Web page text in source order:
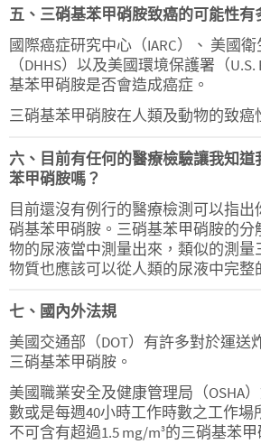
五、三硝基苯甲硝胺致癌的可能性有
國際癌症研究中心（IARC）、 美國
（DHHS）以及美國環境保護署（
基苯甲硝胺是否會造成癌症。
三硝基苯甲硝胺在人類及動物的致癌
六、目前有任何的醫療檢驗讓我知
苯甲硝胺嗎？
目前還沒有例行的醫療檢測可以指
硝基苯甲硝胺。三硝基苯甲硝胺的分
物的尿液當中測量出來，類似的測
物質也應該可以從人類的尿液中完整
七、國內外法規
美國交通部（DOT）有許多對於運送
三硝基苯甲硝胺。
美國職業安全及健康管理局（OSHA
數或是每週40小時工作時數之工作場
不可含有超過1.5 mg/m3的三硝基苯甲